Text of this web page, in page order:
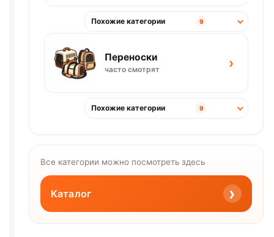
Похожие категории 9
Переноски
часто смотрят ›
Похожие категории 9
Все категории можно посмотреть здесь
Каталог ›